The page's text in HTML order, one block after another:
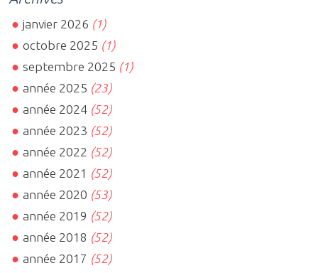
janvier 2026 (1)
octobre 2025 (1)
septembre 2025 (1)
année 2025 (23)
année 2024 (52)
année 2023 (52)
année 2022 (52)
année 2021 (52)
année 2020 (53)
année 2019 (52)
année 2018 (52)
année 2017 (52)